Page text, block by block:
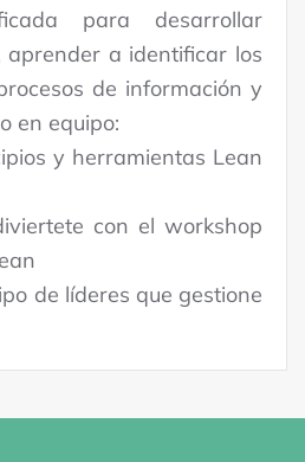
para desarrollar
aprender a identificar los
de información y
en equipo:
y herramientas Lean
con el workshop
de líderes que gestione